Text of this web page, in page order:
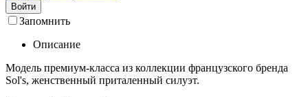
Войти
Запомнить
Описание
Модель премиум-класса из коллекции французского бренда
Sol's, женственный приталенный силуэт.